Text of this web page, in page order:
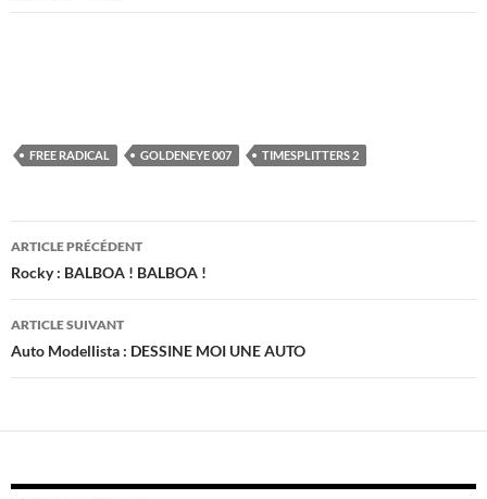
FREE RADICAL GOLDENEYE 007 TIMESPLITTERS 2
Navigation
des
articles
ARTICLE PRÉCÉDENT
Rocky : BALBOA ! BALBOA !
ARTICLE SUIVANT
Auto Modellista : DESSINE MOI UNE AUTO